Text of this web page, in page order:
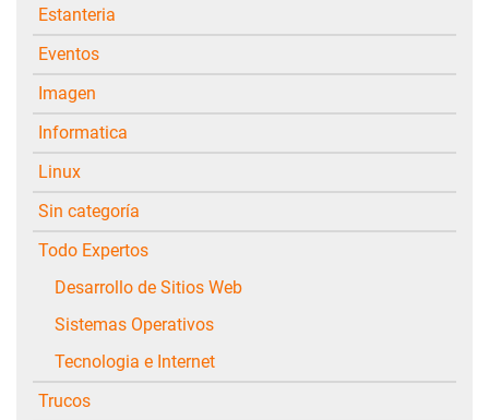
Estanteria
Eventos
Imagen
Informatica
Linux
Sin categoría
Todo Expertos
Desarrollo de Sitios Web
Sistemas Operativos
Tecnologia e Internet
Trucos